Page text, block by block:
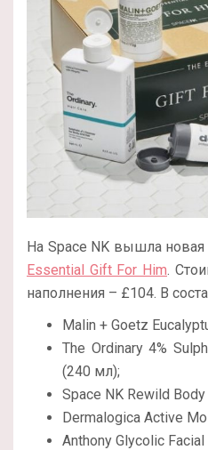
На Space NK вышла новая
Essential Gift For Him.
наполнения – £104. В
Malin + Goetz
The Ordinary 4%
(240 мл);
Space NK Rewild
Dermalogica Active
Anthony Glycolic